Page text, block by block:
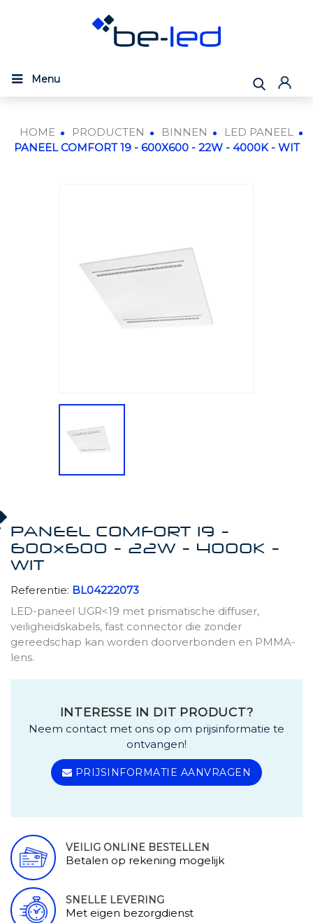
Menu
HOME PRODUCTEN BINNEN
LED PANEEL
PANEEL COMFORT 19 - 600X600 - 22W - 4000K - WIT
PANEEL COMFORT 19 -
600x600 - 22W - 4000K -
WIT
Referentie: BL04222073
LED-paneel UGR<19 met prismatische diffuser,
veiligheidskabels, fast connector die zonder
gereedschap kan worden doorverbonden en PMMA-
lens.
INTERESSE IN DIT PRODUCT?
Neem contact met ons op om prijsinformatie te
ontvangen!
PRIJSINFORMATIE AANVRAGEN
VEILIG ONLINE BESTELLEN
Betalen op rekening mogelijk
SNELLE LEVERING
Met eigen bezorgdienst